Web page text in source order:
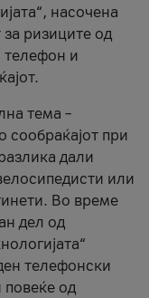
насочена
за ризиците од
телефон и
тема –
сообраќајот при
дали
или
Во време
дел од
телефонски
повеќе од